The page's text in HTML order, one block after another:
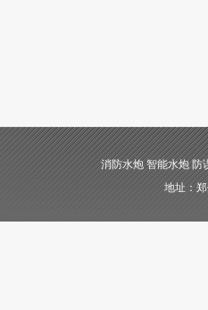
消防水炮 智能水炮
地址：